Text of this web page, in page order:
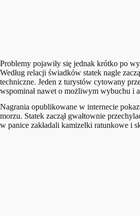
Problemy pojawiły się jednak krótko po
Według relacji świadków statek nagle
techniczne. Jeden z turystów cytowany
wspominał nawet o możliwym wybuchu i
Nagrania opublikowane w internecie
morzu. Statek zaczął gwałtownie
w panice zakładali kamizelki ratunkowe i